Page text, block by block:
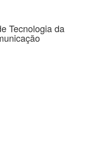
Tecnologia da